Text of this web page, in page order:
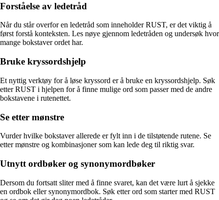
Forståelse av ledetråd
Når du står overfor en ledetråd som inneholder RUST, er det viktig å
først forstå konteksten. Les nøye gjennom ledetråden og undersøk hvor
mange bokstaver ordet har.
Bruke kryssordshjelp
Et nyttig verktøy for å løse kryssord er å bruke en kryssordshjelp. Søk
etter RUST i hjelpen for å finne mulige ord som passer med de andre
bokstavene i rutenettet.
Se etter mønstre
Vurder hvilke bokstaver allerede er fylt inn i de tilstøtende rutene. Se
etter mønstre og kombinasjoner som kan lede deg til riktig svar.
Utnytt ordbøker og synonymordbøker
Dersom du fortsatt sliter med å finne svaret, kan det være lurt å sjekke
en ordbok eller synonymordbok. Søk etter ord som starter med RUST